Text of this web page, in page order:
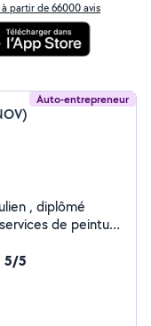
partir de 66000 avis
Auto-entrepreneur
, diplômé
de peinture
5/5